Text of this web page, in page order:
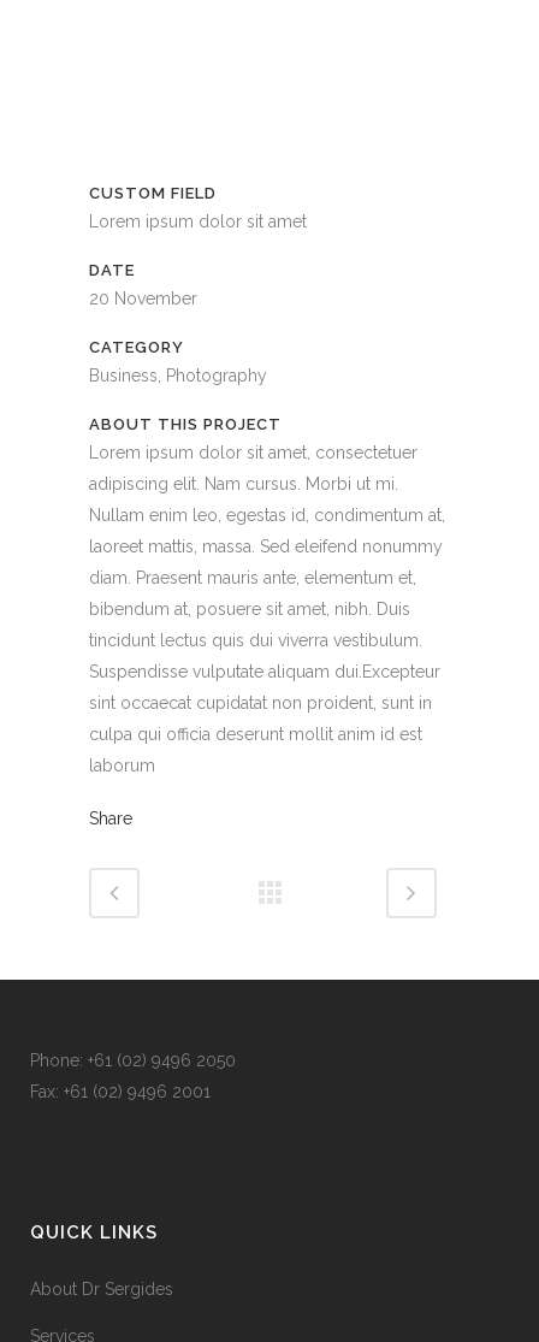
CUSTOM FIELD
Lorem ipsum dolor sit amet
DATE
20 November
CATEGORY
Business, Photography
ABOUT THIS PROJECT
Lorem ipsum dolor sit amet, consectetuer
adipiscing elit. Nam cursus. Morbi ut mi.
Nullam enim leo, egestas id, condimentum at,
laoreet mattis, massa. Sed eleifend nonummy
diam. Praesent mauris ante, elementum et,
bibendum at, posuere sit amet, nibh. Duis
tincidunt lectus quis dui viverra vestibulum.
Suspendisse vulputate aliquam dui.Excepteur
sint occaecat cupidatat non proident, sunt in
culpa qui officia deserunt mollit anim id est
laborum
Share
Phone: +61 (02) 9496 2050
Fax: +61 (02) 9496 2001
QUICK LINKS
About Dr Sergides
Services